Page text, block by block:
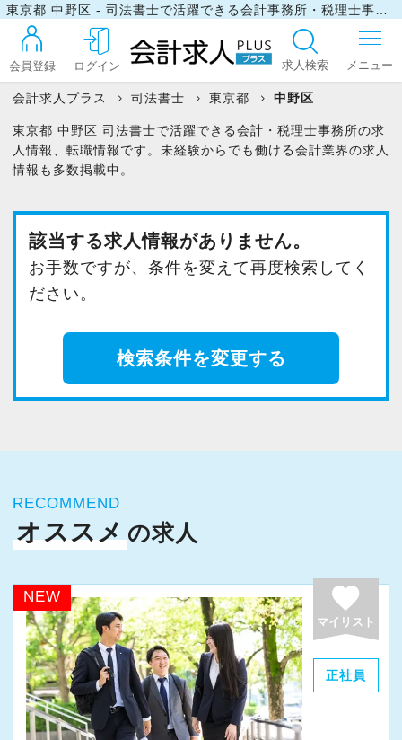
会員登録 ログイン 求人検索
ログイン
最近見た求人
マイリスト
会計求人プラス 司法書士 東京都 中野区
東京都 中野区 司法書士で活躍できる会計・税理士事務所の求
人情報、転職情報です。未経験からでも働ける会計業界の求人
情報も多数掲載中。
該当する求人情報がありません。
お手数ですが、条件を変えて再度検索してく
ださい。
検索条件を変更する
RECOMMEND
オススメ の求人
NEW favorite
マイリスト
正社員